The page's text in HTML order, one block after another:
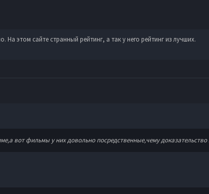
этом сайте странный рейтинг, а так у него рейтинг из лучших.
вот фильмы у них довольно посредственные,чему